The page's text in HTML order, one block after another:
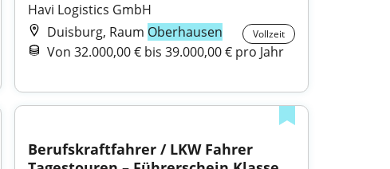
Havi Logistics GmbH
Duisburg, Raum Oberhausen Vollzeit
Von 32.000,00 € bis 39.000,00 € pro Jahr
Berufskraftfahrer / LKW Fahrer